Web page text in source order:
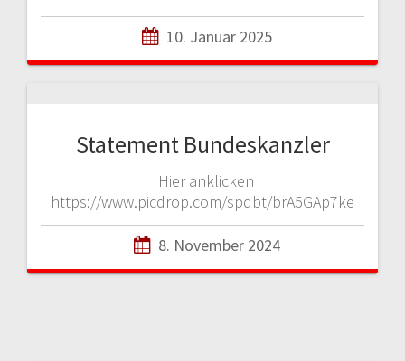
10. Januar 2025
Statement Bundeskanzler
Hier anklicken
https://www.picdrop.com/spdbt/brA5GAp7ke
8. November 2024